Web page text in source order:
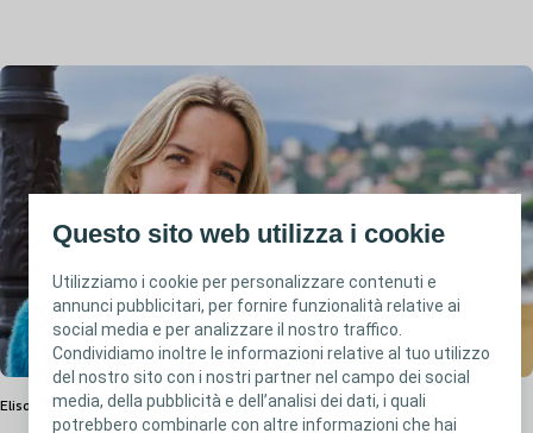
Questo sito web utilizza i cookie
Utilizziamo i cookie per personalizzare contenuti e
annunci pubblicitari, per fornire funzionalità relative ai
social media e per analizzare il nostro traffico.
Condividiamo inoltre le informazioni relative al tuo utilizzo
del nostro sito con i nostri partner nel campo dei social
media, della pubblicità e dell’analisi dei dati, i quali
potrebbero combinarle con altre informazioni che hai
Elisa Convive con la sclerosi multipla